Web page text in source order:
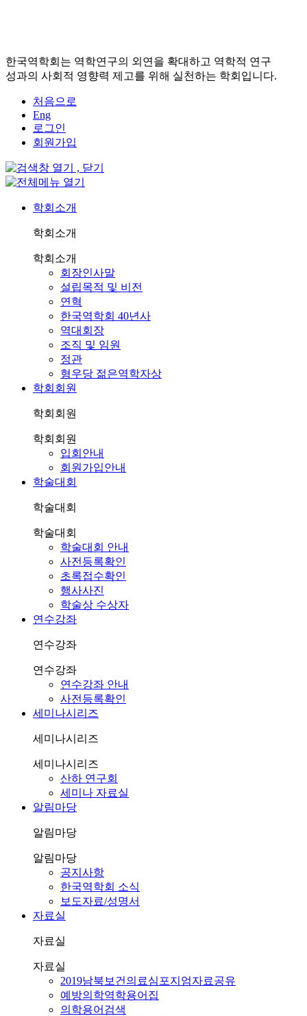
한국역학회는 역학연구의 외연을 확대하고 역학적 연구
성과의 사회적 영향력 제고를 위해 실천하는 학회입니다.
처음으로
Eng
로그인
회원가입
학회소개
학회소개
학회소개
회장인사말
설립목적 및 비전
연혁
한국역학회 40년사
역대회장
조직 및 임원
정관
형우당 젊은역학자상
학회회원
학회회원
학회회원
입회안내
회원가입안내
학술대회
학술대회
학술대회
학술대회 안내
사전등록확인
초록접수확인
행사사진
학술상 수상자
연수강좌
연수강좌
연수강좌
연수강좌 안내
사전등록확인
세미나시리즈
세미나시리즈
세미나시리즈
산하 연구회
세미나 자료실
알림마당
알림마당
알림마당
공지사항
한국역학회 소식
보도자료/성명서
자료실
자료실
자료실
2019남북보건의료심포지엄자료공유
예방의학역학용어집
의학용어검색